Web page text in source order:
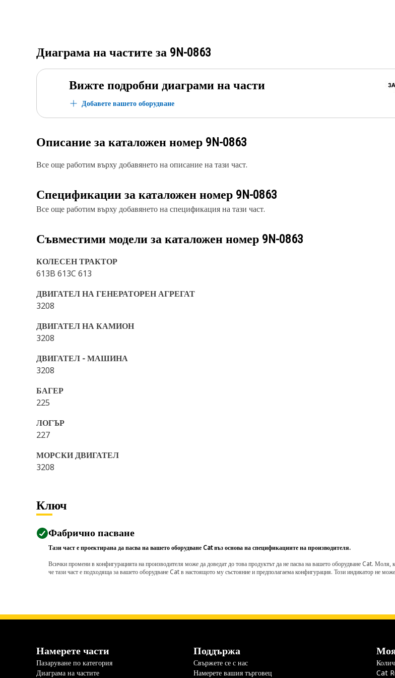
Диаграма на частите за 9N-0863
Вижте подробни диаграми на части
Добавете вашето оборудване
Описание за каталожен номер 9N-0863
Все още работим върху добавянето на описание на тази част.
Спецификации за каталожен номер 9N-0863
Все още работим върху добавянето на спецификация на тази част.
Съвместими модели за каталожен номер 9N-0863
КОЛЕСЕН ТРАКТОР
613B 613C 613
ДВИГАТЕЛ НА ГЕНЕРАТОРЕН АГРЕГАТ
3208
ДВИГАТЕЛ НА КАМИОН
3208
ДВИГАТЕЛ - МАШИНА
3208
БАГЕР
225
ЛОГЪР
227
МОРСКИ ДВИГАТЕЛ
3208
Ключ
Фабрично пасване
Тази част е проектирана да пасва на вашето оборудване Cat въз основа на спецификациите на производителя.
Всички промени в конфигурацията на производителя може да доведат до това продуктът да не пасва на вашето оборудване Cat. Моля,
че тази част е подходяща за вашето оборудване Cat в настоящото му състояние и предполагаема конфигурация. Този индикатор не
Намерете части
Пазаруване по категория
Диаграма на частите
Поддържа
Свържете се с нас
Намерете вашия търговец
Cat